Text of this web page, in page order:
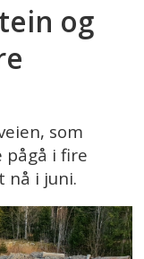
og
som
pågå i fire
nå i juni.